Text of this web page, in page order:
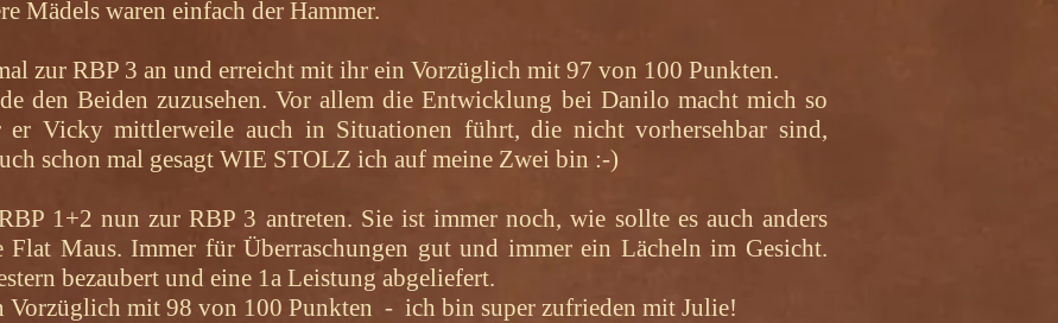
Mädels waren einfach der Hammer.
zur RBP 3 an und erreicht mit ihr ein Vorzüglich mit 97 von 100 Punkten.
den Beiden zuzusehen. Vor allem die Entwicklung bei Danilo macht mich so
er Vicky mittlerweile auch in Situationen führt, die nicht vorhersehbar sind,
schon mal gesagt WIE STOLZ ich auf meine Zwei bin :-)
1+2 nun zur RBP 3 antreten. Sie ist immer noch, wie sollte es auch anders
Flat Maus. Immer für Überraschungen gut und immer ein Lächeln im Gesicht.
bezaubert und eine 1a Leistung abgeliefert.
Vorzüglich mit 98 von 100 Punkten - ich bin super zufrieden mit Julie!